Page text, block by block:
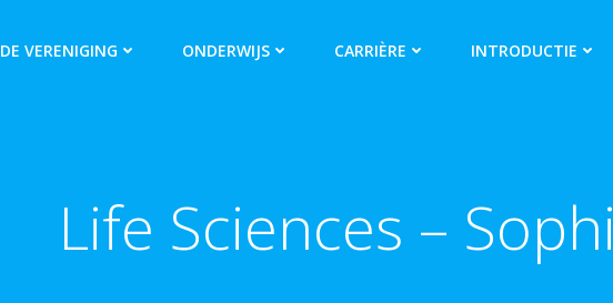
DE VERENIGING ONDERWIJS CARRIÈRE INTRODUCTIE
Life Sciences –